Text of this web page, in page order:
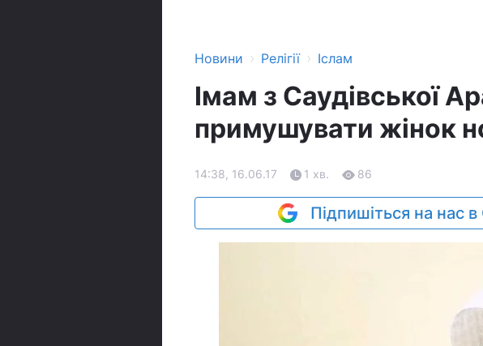
Новини › Релігії › Іслам
Імам з Саудівської
примушувати жінок
14:38, 16.06.17 1 хв. 86
Підпишіться на нас